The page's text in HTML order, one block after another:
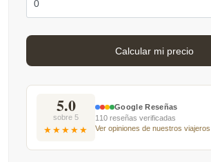
5.0
sobre 5
★★★★★
Google Reseñas
110 reseñas verificadas
Ver opiniones de nuestros